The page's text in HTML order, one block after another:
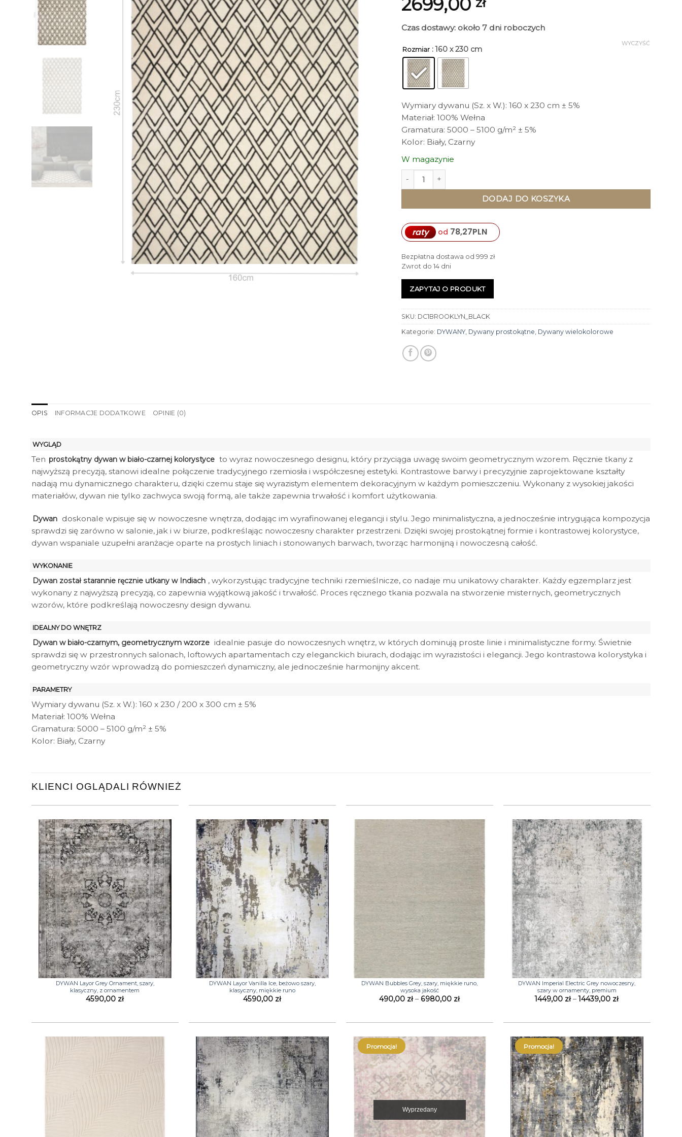
Czas dostawy: około 7 dni roboczych
Rozmiar : 160 x 230 cm
WYCZYŚĆ
Wymiary dywanu (Sz. x W.): 160 x 230 cm ± 5%
Materiał: 100% Wełna
Gramatura: 5000 – 5100 g/m² ± 5%
Kolor: Biały, Czarny
W magazynie
ilość DYWAN prostokątny, biało-czarny z geometrycznym wzorem, ręcznie
DODAJ DO KOSZYKA
raty od 78,27PLN
Bezpłatna dostawa od 999 zł
Zwrot do 14 dni
ZAPYTAJ O PRODUKT
SKU: DC1BROOKLYN_BLACK
Kategorie: DYWANY, Dywany prostokątne Dywany wielokolorowe
OPIS INFORMACJE DODATKOWE OPINIE (0)
WYGLĄD
Ten prostokątny dywan w biało-czarnej kolorystyce to wyraz nowoczesnego designu, który przyciąga uwagę swoim geometrycznym wzorem. Ręcznie tkany z
najwyższą precyzją, stanowi idealne połączenie tradycyjnego rzemiosła i współczesnej estetyki. Kontrastowe barwy i precyzyjnie zaprojektowane kształty
nadają mu dynamicznego charakteru, dzięki czemu staje się wyrazistym elementem dekoracyjnym w każdym pomieszczeniu. Wykonany z wysokiej jakości
materiałów, dywan nie tylko zachwyca swoją formą, ale także zapewnia trwałość i komfort użytkowania.
Dywan doskonale wpisuje się w nowoczesne wnętrza, dodając im wyrafinowanej elegancji i stylu. Jego minimalistyczna, a jednocześnie intrygująca kompozycja
sprawdzi się zarówno w salonie, jak i w biurze, podkreślając nowoczesny charakter przestrzeni. Dzięki swojej prostokątnej formie i kontrastowej kolorystyce,
dywan wspaniale uzupełni aranżacje oparte na prostych liniach i stonowanych barwach, tworząc harmonijną i nowoczesną całość.
WYKONANIE
Dywan został starannie ręcznie utkany w Indiach , wykorzystując tradycyjne techniki rzemieślnicze, co nadaje mu unikatowy charakter. Każdy egzemplarz jest
wykonany z najwyższą precyzją, co zapewnia wyjątkową jakość i trwałość. Proces ręcznego tkania pozwala na stworzenie misternych, geometrycznych
wzorów, które podkreślają nowoczesny design dywanu.
IDEALNY DO WNĘTRZ
Dywan w biało-czarnym, geometrycznym wzorze idealnie pasuje do nowoczesnych wnętrz, w których dominują proste linie i minimalistyczne formy. Świetnie
sprawdzi się w przestronnych salonach, loftowych apartamentach czy eleganckich biurach, dodając im wyrazistości i elegancji. Jego kontrastowa kolorystyka i
geometryczny wzór wprowadzą do pomieszczeń dynamiczny, ale jednocześnie harmonijny akcent.
PARAMETRY
Wymiary dywanu (Sz. x W.): 160 x 230 / 200 x 300 cm ± 5%
Materiał: 100% Wełna
Gramatura: 5000 – 5100 g/m² ± 5%
Kolor: Biały, Czarny
KLIENCI OGLĄDALI RÓWNIEŻ
+
DYWAN Layor Grey Ornament, szary,
klasyczny, z ornamentem
4590,00 zł
+
DYWAN Layor Vanilla Ice, beżowo szary,
klasyczny, miękkie runo
4590,00 zł
DYWAN Bubbles Grey, szary, miękkie runo,
wysoka jakość
490,00 zł – 6980,00 złZakres
do
+
DYWAN Imperial Electric Grey nowoczesny,
szary w ornamenty, premium
1449,00 zł – 14439,00 złZakres
do
Promocja!
Wyprzedany
Promocja!